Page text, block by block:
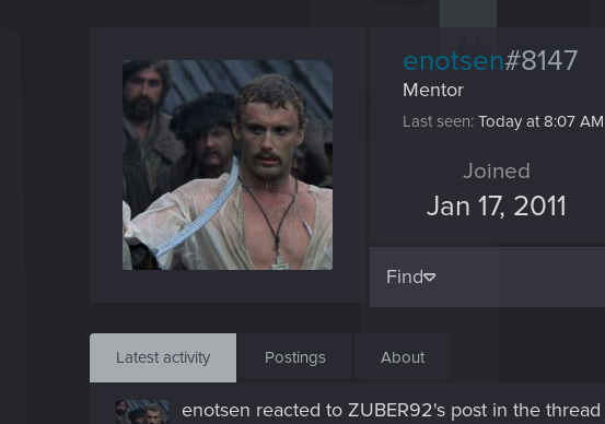
enotsen#8147
Mentor
Last seen Today at 8:07 AM
Joined
Jan 17, 2011
Find
Latest activity Postings About
enotsen reacted to ZUBER92's post in the thread